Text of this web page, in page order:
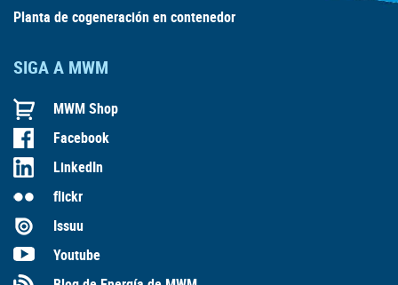
Planta de cogeneración en contenedor
SIGA A MWM
MWM Shop
Facebook
LinkedIn
flickr
Issuu
Youtube